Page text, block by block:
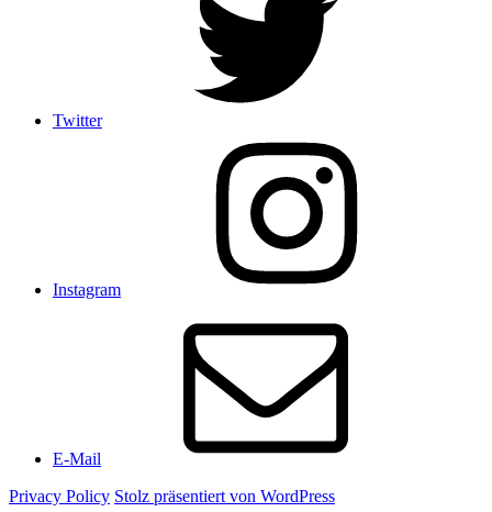
Twitter
Instagram
E-Mail
Privacy Policy Stolz präsentiert von WordPress